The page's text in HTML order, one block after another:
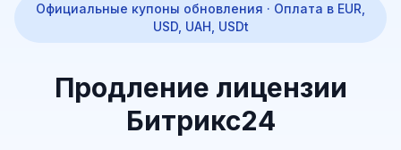
Официальные купоны обновления · Оплата в EUR,
USD, UAH, USDt
Продление лицензии
Битрикс24